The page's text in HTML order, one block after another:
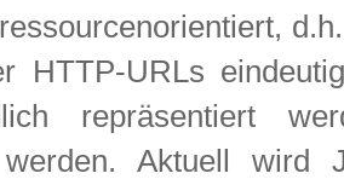
HTTP-URLs
repräsentiert
werden. Aktuell wird